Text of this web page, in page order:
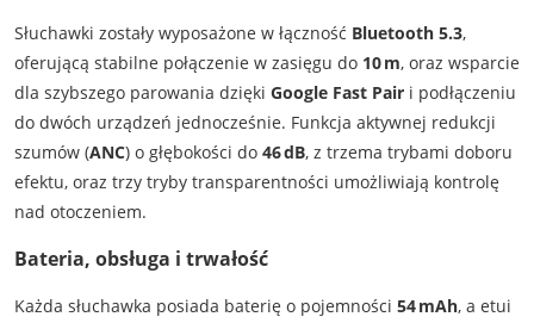
Słuchawki zostały wyposażone w łączność Bluetooth 5.3,
oferującą stabilne połączenie w zasięgu do 10 m, oraz wsparcie
dla szybszego parowania dzięki Google Fast Pairi podłączeniu
do dwóch urządzeń jednocześnie. Funkcja aktywnej redukcji
szumów (ANC) o głębokości do 46 dB, z trzema trybami doboru
efektu, oraz trzy tryby transparentności umożliwiają kontrolę
nad otoczeniem.
Bateria, obsługa i trwałość
Każda słuchawka posiada baterię o pojemności 54 mAh, a etui